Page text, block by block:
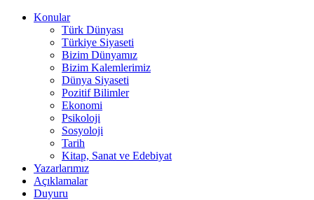
Konular
Türk Dünyası
Türkiye Siyaseti
Bizim Dünyamız
Bizim Kalemlerimiz
Dünya Siyaseti
Pozitif Bilimler
Ekonomi
Psikoloji
Sosyoloji
Tarih
Kitap, Sanat ve Edebiyat
Yazarlarımız
Açıklamalar
Duyuru